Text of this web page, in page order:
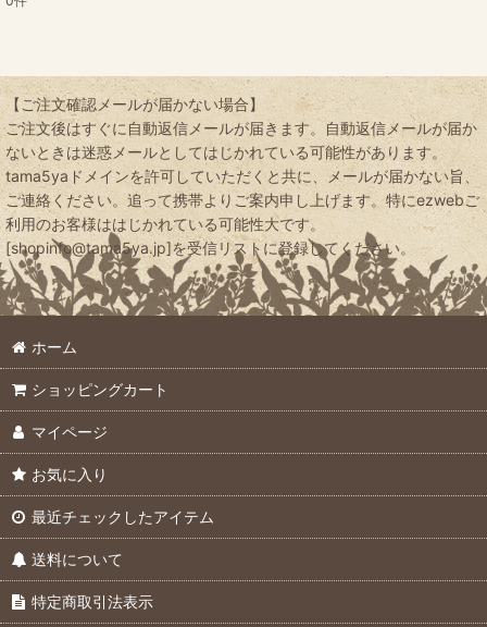
並び順:
絞り込む
【ご注文確認メールが届かない場合】
ご注文後はすぐに自動返信メールが届きます。自動返信メールが届か
ないときは迷惑メールとしてはじかれている可能性があります。
tama5yaドメインを許可していただくと共に、メールが届かない旨、
ご連絡ください。追って携帯よりご案内申し上げます。特にezwebご
利用のお客様ははじかれている可能性大です。
[shopinfo@tama5ya.jp]を受信リストに登録してください。
ホーム
ショッピングカート
マイページ
お気に入り
最近チェックしたアイテム
送料について
特定商取引法表示